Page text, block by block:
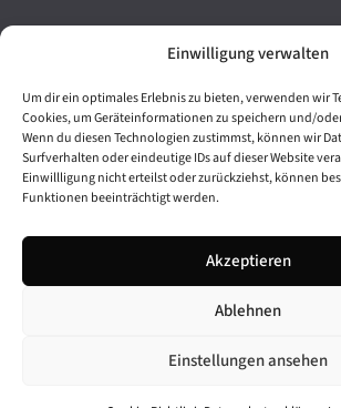
Einwilligung verwalten
Um dir ein optimales Erlebnis zu bieten, verwenden wir
Cookies, um Geräteinformationen zu speichern und/
Wenn du diesen Technologien zustimmst, können wir
Surfverhalten oder eindeutige IDs auf dieser Website
Einwillligung nicht erteilst oder zurückziehst, können
Funktionen beeinträchtigt werden.
Akzeptieren
Ablehnen
Einstellungen ansehen
t
l
t
u
g
-
Cookie-Richtlinie (EU)
Barrierefreiheit